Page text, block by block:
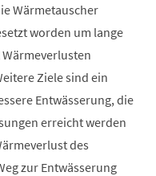
Wärmetauscher
worden um lange
Ziele sind ein
Entwässerung, die
erreicht werden
des
zur Entwässerung